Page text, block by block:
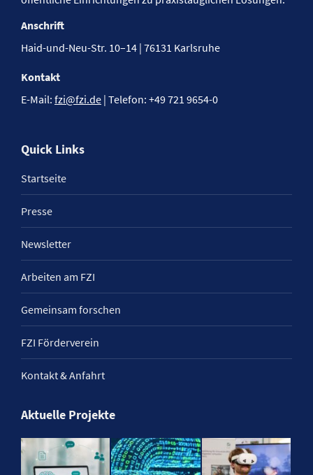
Anschrift
Haid-und-Neu-Str. 10–14 | 76131 Karlsruhe
Kontakt
E-Mail: fzi@fzi.de | Telefon: +49 721 9654-0
Quick Links
Startseite
Presse
Newsletter
Arbeiten am FZI
Gemeinsam forschen
FZI Förderverein
Kontakt & Anfahrt
Aktuelle Projekte